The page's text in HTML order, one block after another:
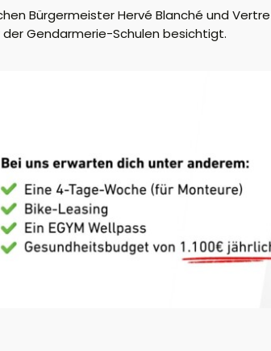
Bürgermeister Hervé Blanché und
Gendarmerie-Schulen besichtigt.